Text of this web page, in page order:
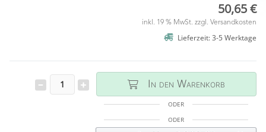
50,65 €
inkl. 19 % MwSt. zzgl. Versandkosten
Lieferzeit: 3-5 Werktage
In den Warenkorb
ODER
ODER